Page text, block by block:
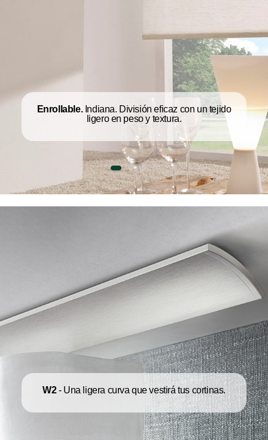
Enrollable.Indiana. División eficaz con un tejido
ligero en peso y textura.
W2- Una ligera curva que vestirá tus cortinas.